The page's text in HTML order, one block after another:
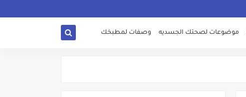
موضوعات لصحتك الجسديه وصفات لمطبخك